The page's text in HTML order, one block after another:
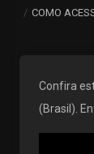
COMO
Confira
(Brasil).